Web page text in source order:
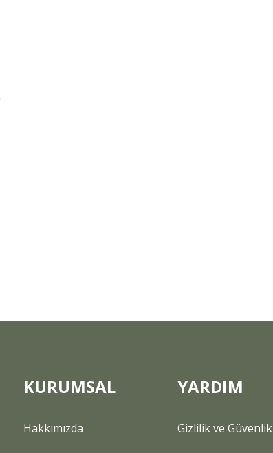
KURUMSAL
Hakkımızda
YARDIM
Gizlilik ve Güvenlik